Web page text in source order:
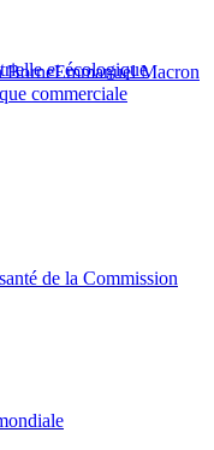
et écologique
BorneEmmanuel Macron
commerciale
de la Commission